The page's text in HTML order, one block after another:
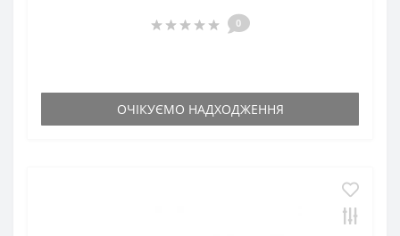
0
ОЧІКУЄМО НАДХОДЖЕННЯ